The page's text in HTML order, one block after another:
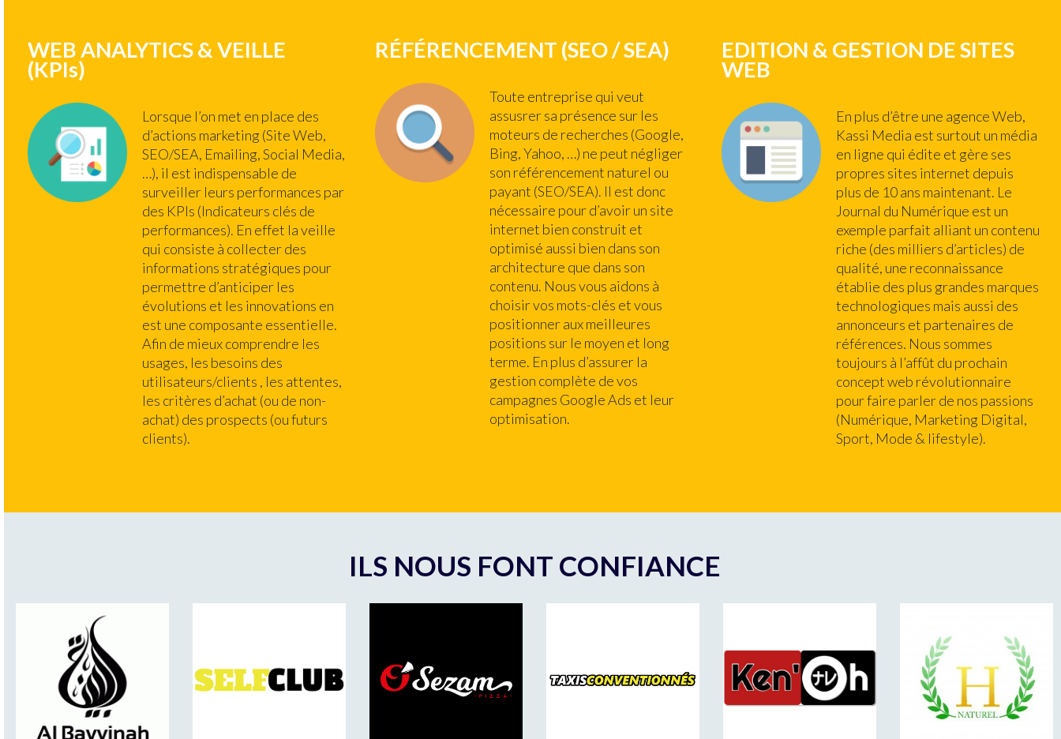
WEB ANALYTICS & VEILLE
(KPIs)
Lorsque l’on met en place des
d’actions marketing (Site Web,
SEO/SEA, Emailing, Social Media,
…), il est indispensable de
surveiller leurs performances par
des KPIs (Indicateurs clés de
performances). En effet la veille
qui consiste à collecter des
informations stratégiques pour
permettre d’anticiper les
évolutions et les innovations en
est une composante essentielle.
Afin de mieux comprendre les
usages, les besoins des
utilisateurs/clients , les attentes,
les critères d’achat (ou de non-
achat) des prospects (ou futurs
clients).
RÉFÉRENCEMENT (SEO / SEA)
Toute entreprise qui veut
assusrer sa présence sur les
moteurs de recherches (Google,
Bing, Yahoo, …) ne peut négliger
son référencement naturel ou
payant (SEO/SEA). Il est donc
nécessaire pour d’avoir un site
internet bien construit et
optimisé aussi bien dans son
architecture que dans son
contenu. Nous vous aidons à
choisir vos mots-clés et vous
positionner aux meilleures
positions sur le moyen et long
terme. En plus d’assurer la
gestion complète de vos
campagnes Google Ads et leur
optimisation.
EDITION & GESTION DE SITES
WEB
En plus d’être une agence Web,
Kassi Media est surtout un média
en ligne qui édite et gère ses
propres sites internet depuis
plus de 10 ans maintenant. Le
Journal du Numérique est un
exemple parfait alliant un contenu
riche (des milliers d’articles) de
qualité, une reconnaissance
établie des plus grandes marques
technologiques mais aussi des
annonceurs et partenaires de
références. Nous sommes
toujours à l’affût du prochain
concept web révolutionnaire
pour faire parler de nos passions
(Numérique, Marketing Digital,
Sport, Mode & lifestyle).
ILS NOUS FONT CONFIANCE